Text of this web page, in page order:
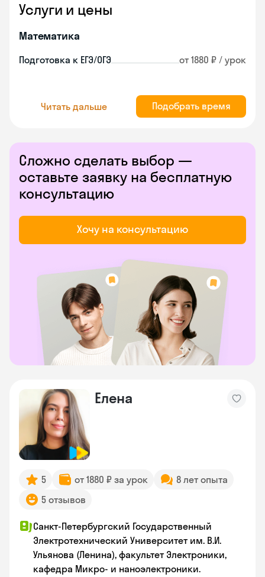
Услуги и цены
Математика
Подготовка к ЕГЭ/ОГЭ от 1880 ₽ / урок
Читать дальше Подобрать время
Сложно сделать выбор —
оставьте заявку на бесплатную
консультацию
Хочу на консультацию
Елена
5 от 1880 ₽ за урок
8 лет опыта
5 отзывов
Санкт-Петербургский Государственный
Электротехнический Университет им. В.И.
Ульянова (Ленина), факультет Электроники,
кафедра Микро- и наноэлектроники.